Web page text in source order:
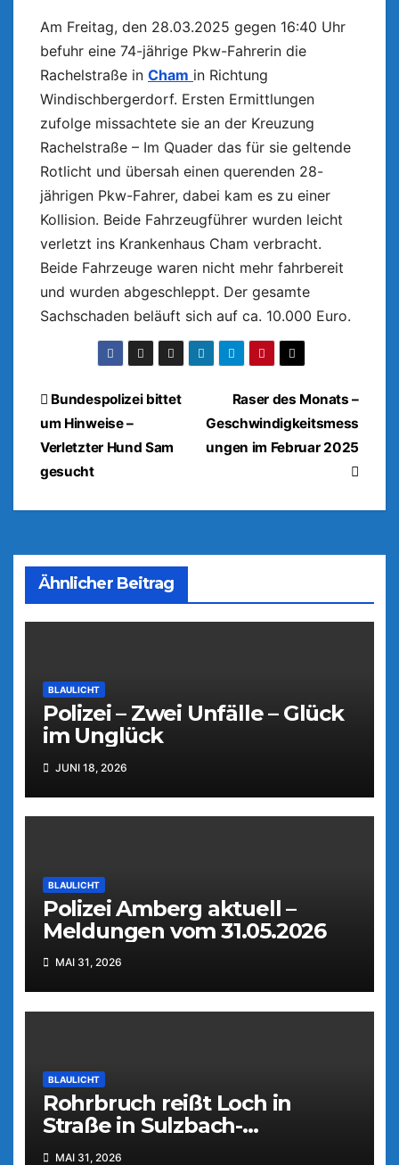
Am Freitag, den 28.03.2025 gegen 16:40 Uhr
befuhr eine 74-jährige Pkw-Fahrerin die
Rachelstraße in Cham in Richtung
Windischbergerdorf. Ersten Ermittlungen
zufolge missachtete sie an der Kreuzung
Rachelstraße – Im Quader das für sie geltende
Rotlicht und übersah einen querenden 28-
jährigen Pkw-Fahrer, dabei kam es zu einer
Kollision. Beide Fahrzeugführer wurden leicht
verletzt ins Krankenhaus Cham verbracht.
Beide Fahrzeuge waren nicht mehr fahrbereit
und wurden abgeschleppt. Der gesamte
Sachschaden beläuft sich auf ca. 10.000 Euro.
BeitragsnavigationRaser des Monats –
Geschwindigkeitsmess
ungen im Februar 2025
Bundespolizei bittet
um Hinweise –
Verletzter Hund Sam
gesucht
Ähnlicher Beitrag
BLAULICHT
Polizei – Zwei Unfälle – Glück
im Unglück
JUNI 18, 2026
BLAULICHT
Polizei Amberg aktuell –
Meldungen vom 31.05.2026
MAI 31, 2026
BLAULICHT
Rohrbruch reißt Loch in
Straße in Sulzbach-
Rosenberg
MAI 31, 2026